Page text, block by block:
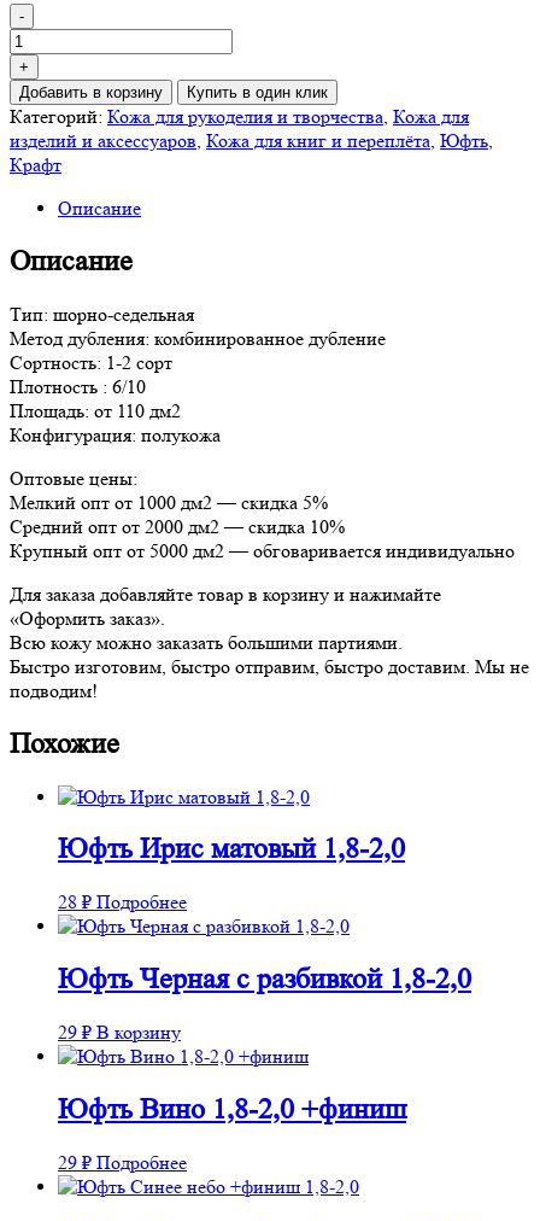
Количество
товара
Крафт
Сизый
1,8-
2,2
-
+
Добавить в корзину
Купить в один клик
Категорий: Кожа для рукоделия и творчества, Кожа для
изделий и аксессуаров, Кожа для книг и переплёта, Юфть,
Крафт
Описание
Описание
Тип: шорно-седельная
Метод дубления: комбинированное дубление
Сортность: 1-2 сорт
Плотность : 6/10
Площадь: от 110 дм2
Конфигурация: полукожа
Оптовые цены:
Мелкий опт от 1000 дм2 — скидка 5%
Средний опт от 2000 дм2 — скидка 10%
Крупный опт от 5000 дм2 — обговаривается индивидуально
Для заказа добавляйте товар в корзину и нажимайте
«Оформить заказ».
Всю кожу можно заказать большими партиями.
Быстро изготовим, быстро отправим, быстро доставим. Мы не
подводим!
Похожие
Юфть Ирис матовый 1,8-2,0
28 ₽ Подробнее
Юфть Черная с разбивкой 1,8-2,0
29 ₽ В корзину
Юфть Вино 1,8-2,0 +финиш
29 ₽ Подробнее